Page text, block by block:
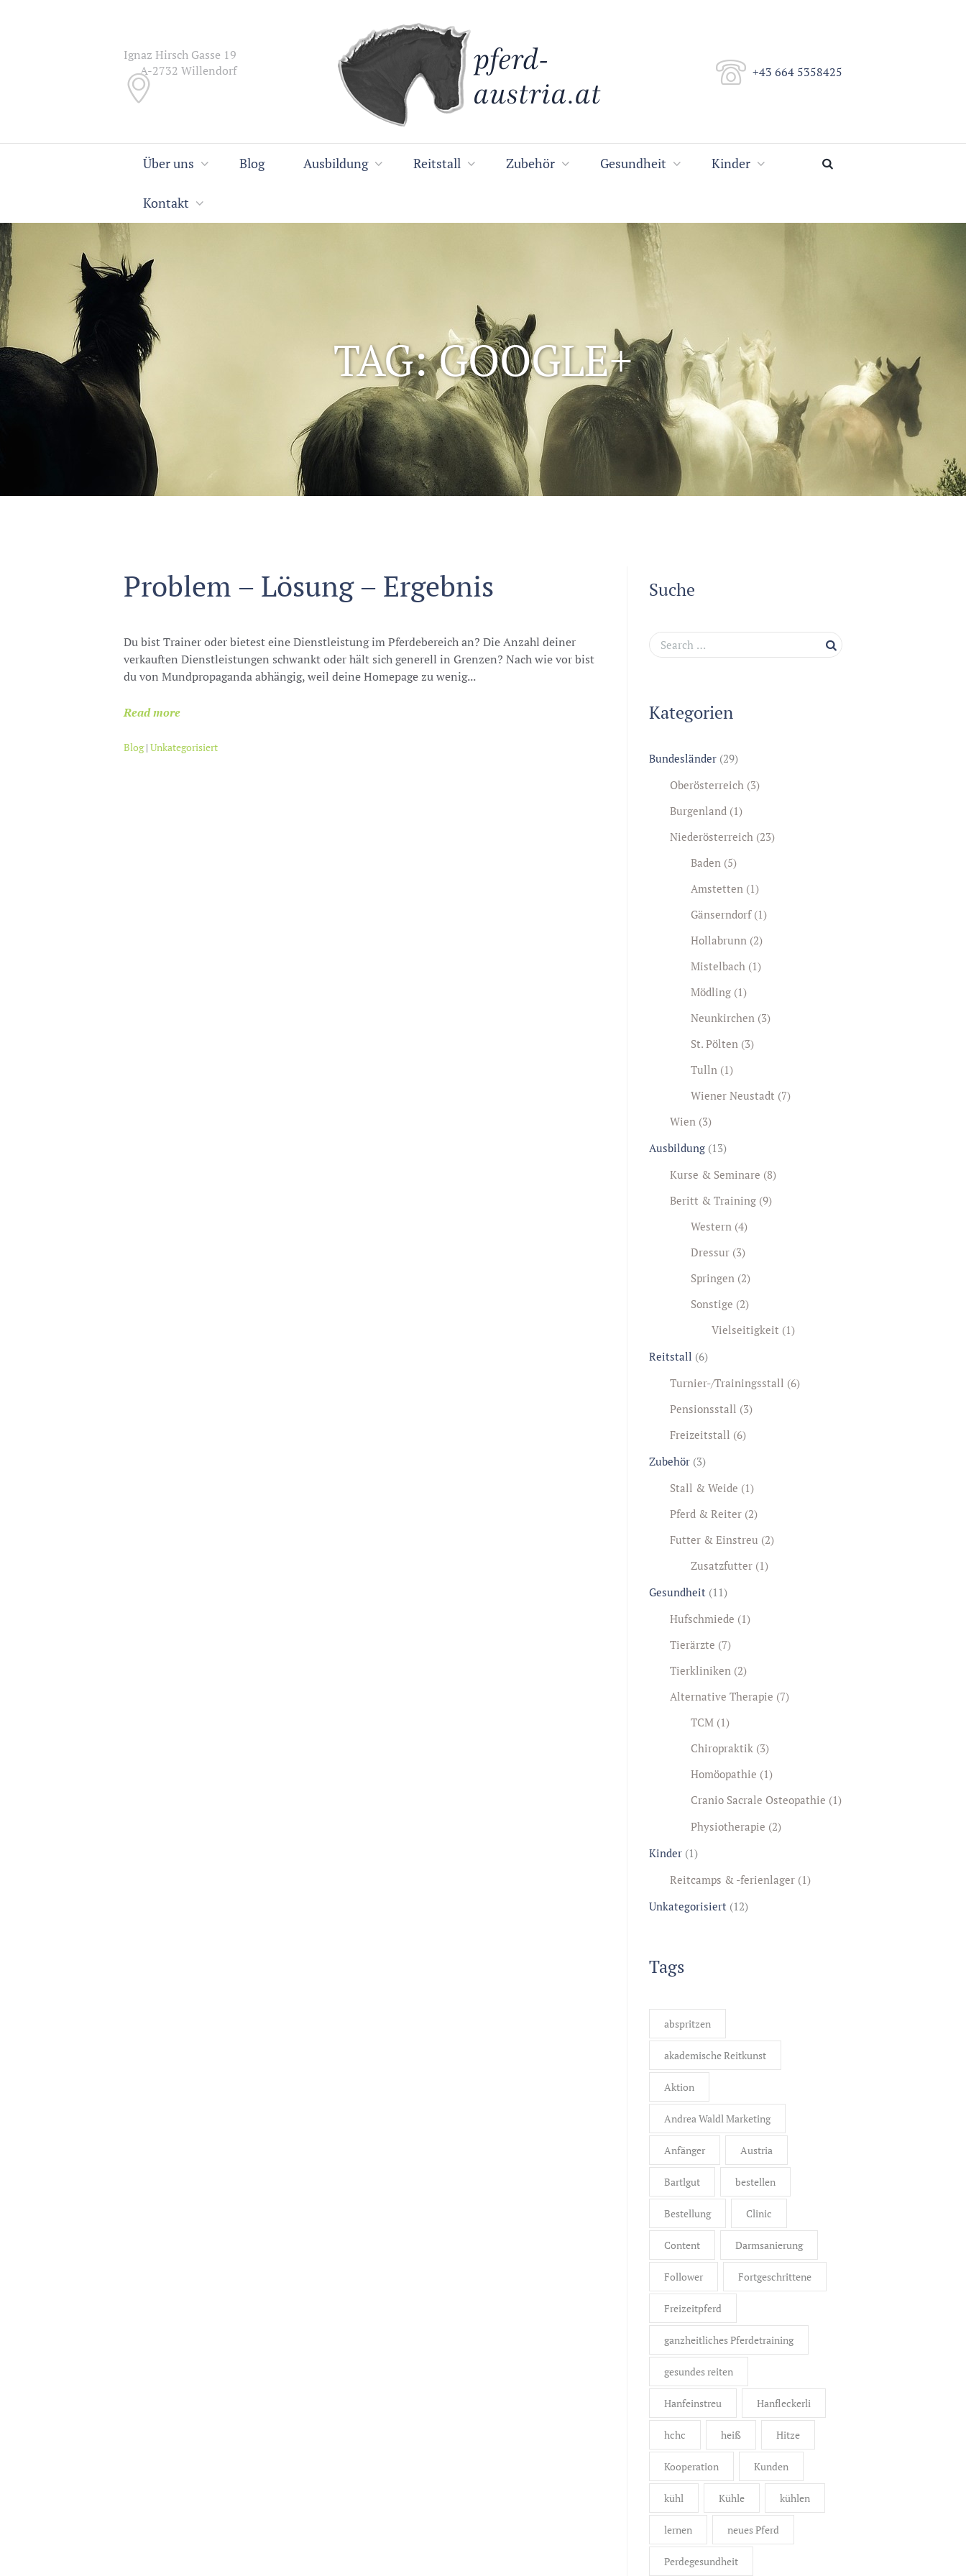
Ignaz Hirsch Gasse 19
A-2732 Willendorf
+43 664 5358425
Über uns Blog Ausbildung Reitstall Zubehör Gesundheit Kinder
Kontakt
TAG: GOOGLE+
Problem – Lösung – Ergebnis
Du bist Trainer oder bietest eine Dienstleistung im Pferdebereich an? Die Anzahl deiner
verkauften Dienstleistungen schwankt oder hält sich generell in Grenzen? Nach wie vor bist
du von Mundpropaganda abhängig, weil deine Homepage zu wenig...
Read more
Blog| Unkategorisiert
Suche
Kategorien
Bundesländer (29)
Oberösterreich (3)
Burgenland (1)
Niederösterreich (23)
Baden (5)
Amstetten (1)
Gänserndorf(1)
Hollabrunn (2)
Mistelbach (1)
Mödling (1)
Neunkirchen (3)
St. Pölten (3)
Tulln (1)
Wiener Neustadt (7)
Wien (3)
Ausbildung (13)
Kurse & Seminare (8)
Beritt & Training (9)
Western (4)
Dressur (3)
Springen (2)
Sonstige (2)
Vielseitigkeit (1)
Reitstall (6)
Turnier-/Trainingsstall (6)
Pensionsstall (3)
Freizeitstall (6)
Zubehör (3)
Stall & Weide (1)
Pferd & Reiter (2)
Futter & Einstreu (2)
Zusatzfutter (1)
Gesundheit (11)
Hufschmiede (1)
Tierärzte (7)
Tierkliniken (2)
Alternative Therapie (7)
TCM (1)
Chiropraktik (3)
Homöopathie (1)
Cranio Sacrale Osteopathie (1)
Physiotherapie (2)
Kinder (1)
Reitcamps & -ferienlager (1)
Unkategorisiert (12)
Tags
abspritzen
akademische Reitkunst
Aktion
Andrea Waldl Marketing
Anfänger Austria
Bartlgut bestellen
Bestellung Clinic
Content Darmsanierung
Follower Fortgeschrittene
Freizeitpferd
ganzheitliches Pferdetraining
gesundes reiten
Hanfeinstreu Hanfleckerli
hchc heiß Hitze
Kooperation Kunden
kühl Kühle kühlen
lernen neues Pferd
Perdegesundheit